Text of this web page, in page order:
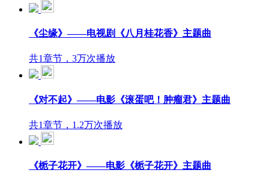
《尘缘》——电视剧《八月桂花香》主题曲
共1章节，3万次播放
《对不起》——电影《滚蛋吧！肿瘤君》主题曲
共1章节，1.2万次播放
《栀子花开》——电影《栀子花开》主题曲